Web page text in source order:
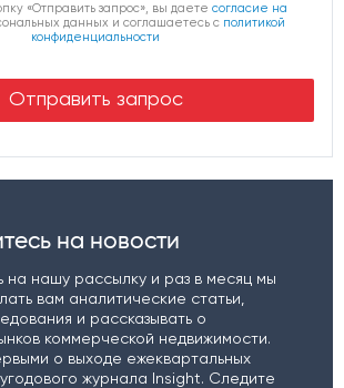
«Отправить запрос», вы даете согласие на
данных и соглашаетесь c политикой
конфиденциальности
на новости
на нашу рассылку и раз в месяц мы
вам аналитические статьи,
и рассказывать о
коммерческой недвижимости.
о выходе ежеквартальных
журнала Insight. Следите